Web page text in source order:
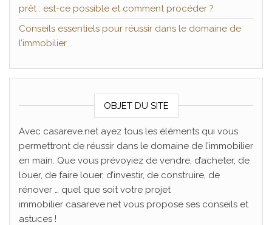
prêt : est-ce possible et comment procéder ?
Conseils essentiels pour réussir dans le domaine de
l’immobilier
OBJET DU SITE
Avec casareve.net ayez tous les éléments qui vous
permettront de réussir dans le domaine de l’immobilier
en main. Que vous prévoyiez de vendre, d’acheter, de
louer, de faire louer, d’investir, de construire, de
rénover … quel que soit votre projet
immobilier casareve.net vous propose ses conseils et
astuces !